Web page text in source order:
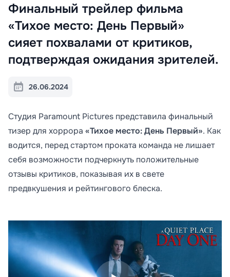
Финальный трейлер фильма
«Тихое место: День Первый»
сияет похвалами от критиков,
подтверждая ожидания зрителей.
26.06.2024
Студия Paramount Pictures представила финальный
тизер для хоррора «Тихое место: День Первый». Как
водится, перед стартом проката команда не лишает
себя возможности подчеркнуть положительные
отзывы критиков, показывая их в свете
предвкушения и рейтингового блеска.